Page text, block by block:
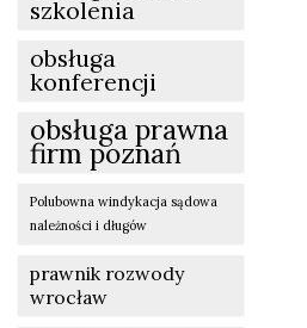
szkolenia
obsługa
konferencji
obsługa prawna
firm poznań
Polubowna windykacja sądowa
należności i długów
prawnik rozwody
wrocław